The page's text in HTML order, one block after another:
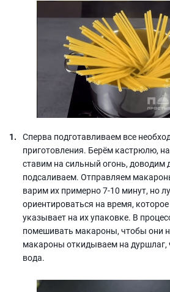
Сперва подготавливаем все
приготовления. Берём кастрюлю,
ставим на сильный огонь, доводим
подсаливаем. Отправляем
варим их примерно 7-10 минут, но
ориентироваться на время,
указывает на их упаковке. В
помешивать макароны, чтобы они
макароны откидываем на дуршлаг,
вода.